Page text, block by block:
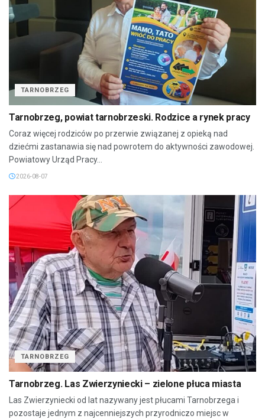
TARNOBRZEG
Tarnobrzeg, powiat tarnobrzeski. Rodzice a rynek pracy
Coraz więcej rodziców po przerwie związanej z opieką nad
dziećmi zastanawia się nad powrotem do aktywności zawodowej.
Powiatowy Urząd Pracy...
2026-08-07
TARNOBRZEG
Tarnobrzeg. Las Zwierzyniecki – zielone płuca miasta
Las Zwierzyniecki od lat nazywany jest płucami Tarnobrzega i
pozostaje jednym z najcenniejszych przyrodniczo miejsc w